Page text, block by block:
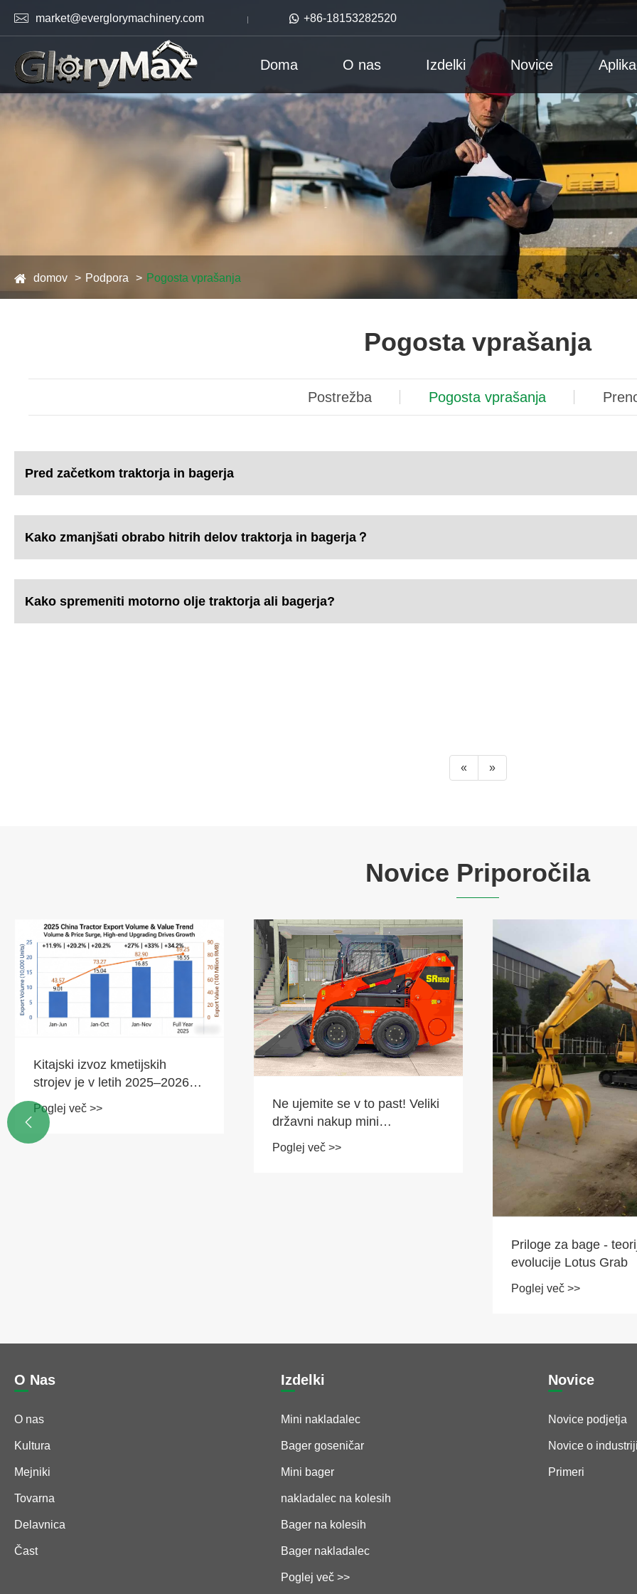
 market@everglorymachinery.com +86-18153282520
Doma O nas Izdelki Novice
domov Podpora Pogosta vprašanja
Pogosta vprašanja
Postrežba Pogosta vprašanja
Pred začetkom traktorja in bagerja
Kako zmanjšati obrabo hitrih delov traktorja in bagerja？
Kako spremeniti motorno olje traktorja ali bagerja?
« »
Novice Priporočila
Kitajski izvoz kmetijskih
strojev je v letih 2025–2026
dosegel novo najvišjo
vrednost.
Poglej več >>
Ne ujemite se v to past! Veliki
državni nakup mini
nakladalcev je povzročil serijo
"razstavnih primerkov" ...
Poglej več >>
Priloge za bage -
evolucije Lotus Grab
Poglej več >>

O Nas
O nas
Kultura
Mejniki
Tovarna
Delavnica
Čast
Izdelki
Mini nakladalec
Bager goseničar
Mini bager
nakladalec na kolesih
Bager na kolesih
Bager nakladalec
Poglej več >>
Novice
Novice podjetja
Novice o
Primeri